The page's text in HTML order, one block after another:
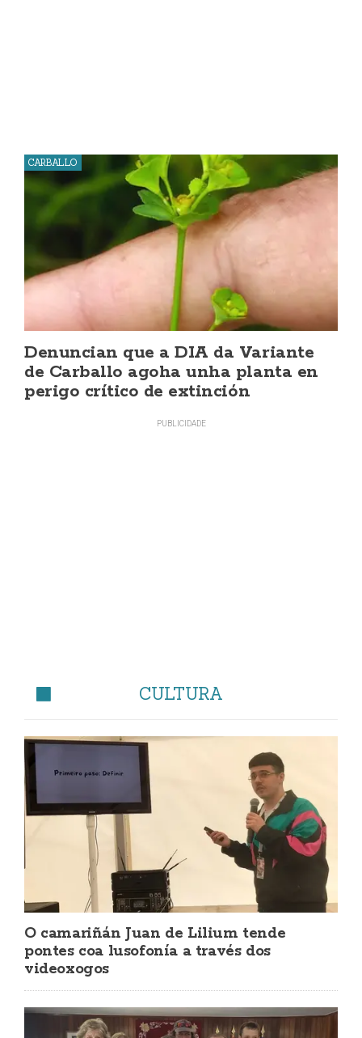
CARBALLO
Denuncian que a DIA da Variante
de Carballo agoha unha planta en
perigo crítico de extinción
CULTURA
O camariñán Juan de Lilium tende
pontes coa lusofonía a través dos
videoxogos